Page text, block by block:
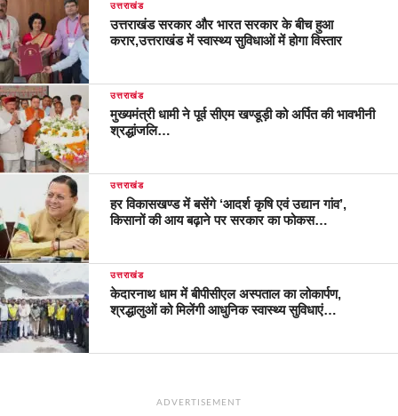
उत्तराखंड
उत्तराखंड सरकार और भारत सरकार के बीच हुआ
करार,उत्तराखंड में स्वास्थ्य सुविधाओं में होगा विस्तार
उत्तराखंड
मुख्यमंत्री धामी ने पूर्व सीएम खण्डूड़ी को अर्पित की भावभीनी
श्रद्धांजलि…
उत्तराखंड
हर विकासखण्ड में बसेंगे ‘आदर्श कृषि एवं उद्यान गांव’,
किसानों की आय बढ़ाने पर सरकार का फोकस…
उत्तराखंड
केदारनाथ धाम में बीपीसीएल अस्पताल का लोकार्पण,
श्रद्धालुओं को मिलेंगी आधुनिक स्वास्थ्य सुविधाएं…
ADVERTISEMENT